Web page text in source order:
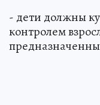
- дети должны
контролем